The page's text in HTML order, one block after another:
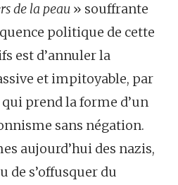
de la peau » souffrante
politique de cette
est d’annuler la
et impitoyable, par
prend la forme d’un
sans négation.
aujourd’hui des nazis,
de s’offusquer du